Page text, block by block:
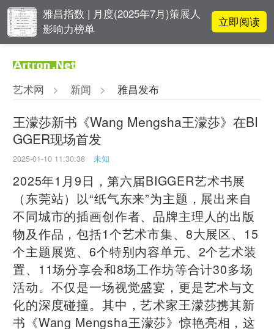
雅昌指数 | 月度(2025年7月)策展人
影响力榜单
立即阅读
值
阿拉里奥画廊上海转型：为何要成
为策展式艺术商业综合体？
吕晓：北京画院两个中心十年 跨学
科带来齐白石研究新突破
艺术网 > 新闻 > 雅昌发布
王濛莎新书《Wang Mengsha王濛莎》在BI
GGER现场首发
2025-01-10 11:30:38 未知
2025年1月9日，第六届BIGGER艺术书展
（东莞站）以“纸气东来”为主题，展出来自
不同城市的插画创作者、品牌主理人的出版
物及作品，包括1个艺术市集、8大展区、15
个主题展览、6个特别内容单元、2个艺术装
置、11场分享会和8场工作坊等合计30多场
活动。不仅是一场视觉盛宴，更是艺术与文
化的深度碰撞。其中，艺术家王濛莎携其新
书《Wang Mengsha王濛莎》惊艳亮相，这